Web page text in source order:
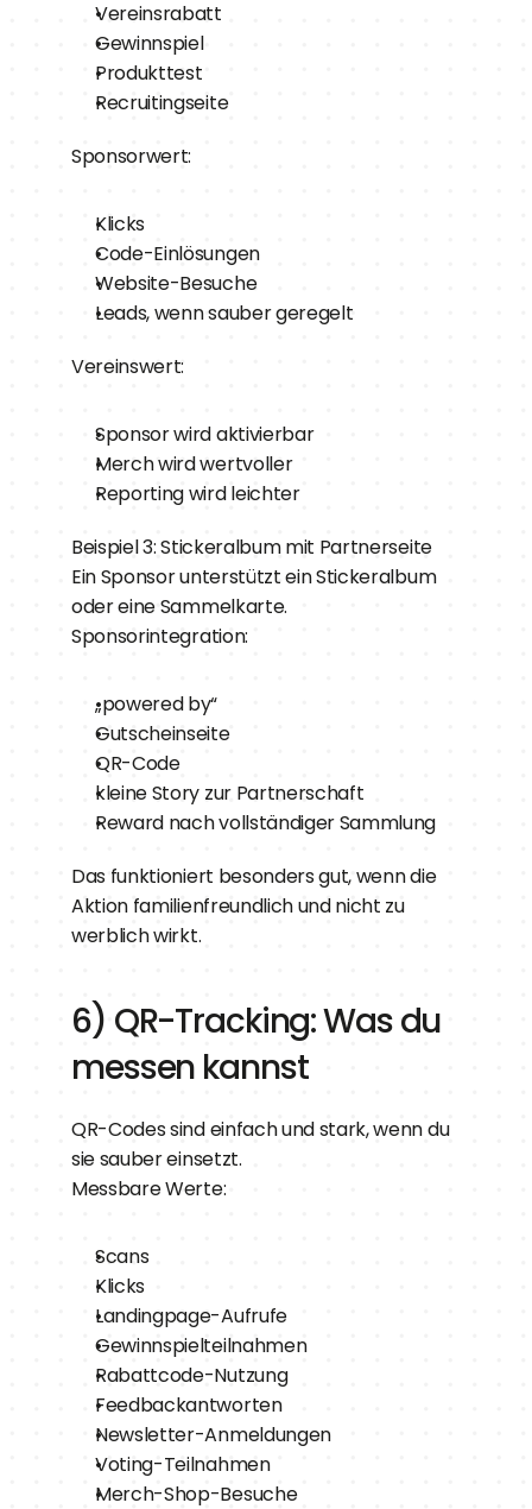
Vereinsrabatt
Gewinnspiel
Produkttest
Recruitingseite
Sponsorwert:
Klicks
Code-Einlösungen
Website-Besuche
Leads, wenn sauber geregelt
Vereinswert:
Sponsor wird aktivierbar
Merch wird wertvoller
Reporting wird leichter
Beispiel 3: Stickeralbum mit Partnerseite
Ein Sponsor unterstützt ein Stickeralbum
oder eine Sammelkarte.
Sponsorintegration:
„powered by“
Gutscheinseite
QR-Code
kleine Story zur Partnerschaft
Reward nach vollständiger Sammlung
Das funktioniert besonders gut, wenn die
Aktion familienfreundlich und nicht zu
werblich wirkt.
6) QR-Tracking: Was du
messen kannst
QR-Codes sind einfach und stark, wenn du
sie sauber einsetzt.
Messbare Werte:
Scans
Klicks
Landingpage-Aufrufe
Gewinnspielteilnahmen
Rabattcode-Nutzung
Feedbackantworten
Newsletter-Anmeldungen
Voting-Teilnahmen
Merch-Shop-Besuche